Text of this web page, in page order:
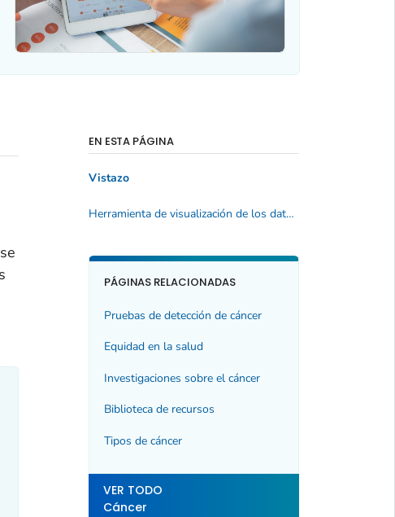
EN ESTA PÁGINA
Vistazo
Herramienta de visualización de los datos del informe Estadísticas del Cáncer en los Estados Unidos
PÁGINAS RELACIONADAS
Pruebas de detección de cáncer
Equidad en la salud
Investigaciones sobre el cáncer
Biblioteca de recursos
Tipos de cáncer
VER TODO
Cáncer